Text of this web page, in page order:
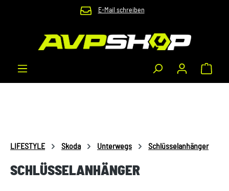
Zum Hauptinhalt springen E-Mail schreiben
LIFESTYLE Skoda Unterwegs Schlüsselanhänger
SCHLÜSSELANHÄNGER